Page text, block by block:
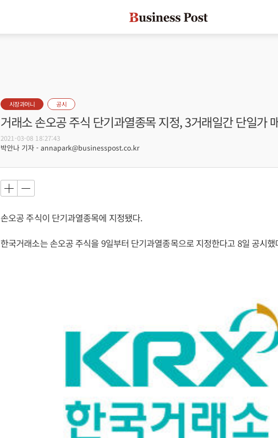
시장과머니 공시
거래소 손오공 주식 단기과열종목 지정, 3거래일간 단일가
2021-03-08 18:27:43
박안나 기자 - annapark@businesspost.co.kr
손오공 주식이 단기과열종목에 지정됐다.
한국거래소는 손오공 주식을 9일부터 단기과열종목으로 지정한다고 8일 공시했